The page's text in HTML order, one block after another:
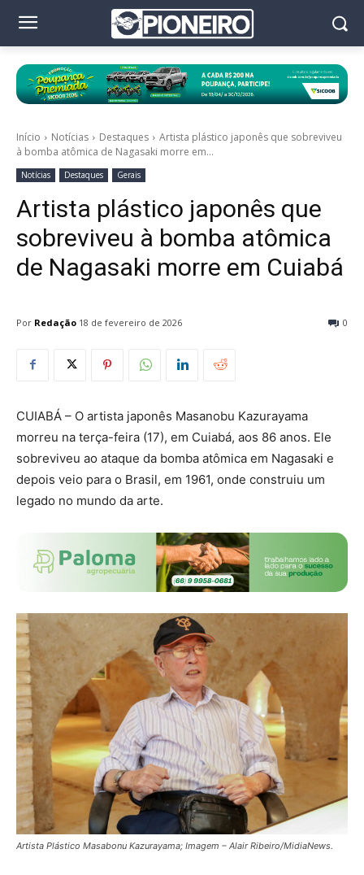
Início Notícias Destaques
Artista plástico japonês que sobreviveu
à bomba atômica de Nagasaki morre em...
Notícias Destaques Gerais
Artista plástico japonês que
sobreviveu à bomba atômica
de Nagasaki morre em Cuiabá
Por Redação 0
18 de fevereiro de 2026
CUIABÁ – O artista japonês Masanobu Kazurayama
morreu na terça-feira (17), em Cuiabá, aos 86 anos. Ele
sobreviveu ao ataque da bomba atômica em Nagasaki e
depois veio para o Brasil, em 1961, onde construiu um
legado no mundo da arte.
Artista Plástico Masabonu Kazurayama; Imagem – Alair Ribeiro/MidiaNews.